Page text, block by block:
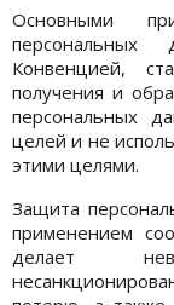
Основными
персональных
Конвенцией,
получения и
персональных
целей и не
этими целями.
Защита
применением
делает